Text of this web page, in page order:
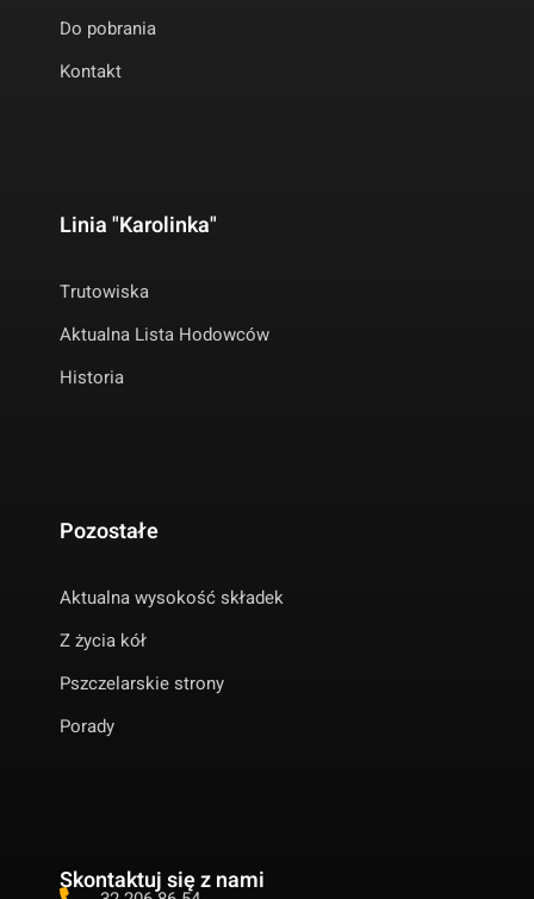
Do pobrania
Kontakt
Linia "Karolinka"
Trutowiska
Aktualna Lista Hodowców
Historia
Pozostałe
Aktualna wysokość składek
Z życia kół
Pszczelarskie strony
Porady
Skontaktuj się z nami